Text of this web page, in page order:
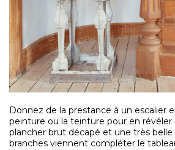
Donnez de la prestance à un escalier
peinture ou la teinture pour en révéler
plancher brut décapé et une très
branches viennent compléter le